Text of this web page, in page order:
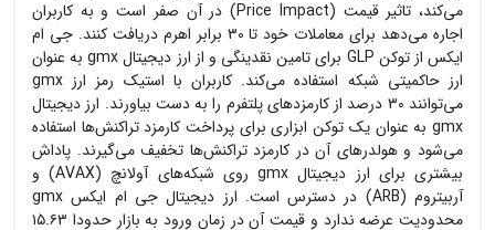
می‌کند، تاثیر قیمت (Price Impact) در آن صفر است و به کاربران
اجاره می‌دهد برای معاملات خود تا ۳۰ برابر اهرم دریافت کنند. جی ام
ایکس از توکن GLP برای تامین نقدینگی و از ارز دیجیتال gmx به عنوان
ارز حاکمیتی شبکه استفاده می‌کند. کاربران با استیک رمز ارز gmx
می‌توانند ۳۰ درصد از کارمزدهای پلتفرم را به دست بیاورند. ارز دیجیتال
gmx به عنوان یک توکن ابزاری برای پرداخت کارمزد تراکنش‌ها استفاده
می‌شود و هولدرهای آن در کارمزد تراکنش‌ها تخفیف می‌گیرند. پاداش
بیشتری برای ارز دیجیتال gmx روی شبکه‌های آولانچ (AVAX) و
آربیتروم (ARB) در دسترس است. ارز دیجیتال جی ام ایکس gmx
محدودیت عرضه ندارد و قیمت آن در زمان ورود به بازار حدودا ۱۵.۶۳